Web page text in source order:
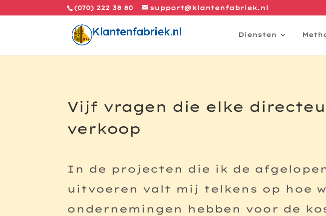
(070) 222 38 80 support@klantenfabriek.nl
Diensten
Vijf vragen die elke
verkoop
In de projecten die ik de
uitvoeren valt mij telkens op hoe
ondernemingen hebben voor de